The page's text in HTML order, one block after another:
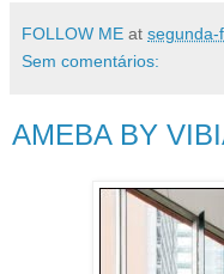
FOLLOW ME at segunda-
Sem comentários:
AMEBA BY